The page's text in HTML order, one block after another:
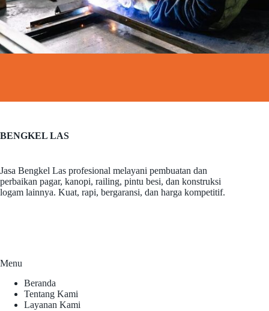
BENGKEL LAS
Jasa Bengkel Las profesional melayani pembuatan dan
perbaikan pagar, kanopi, railing, pintu besi, dan konstruksi
logam lainnya. Kuat, rapi, bergaransi, dan harga kompetitif.
Menu
Beranda
Tentang Kami
Layanan Kami